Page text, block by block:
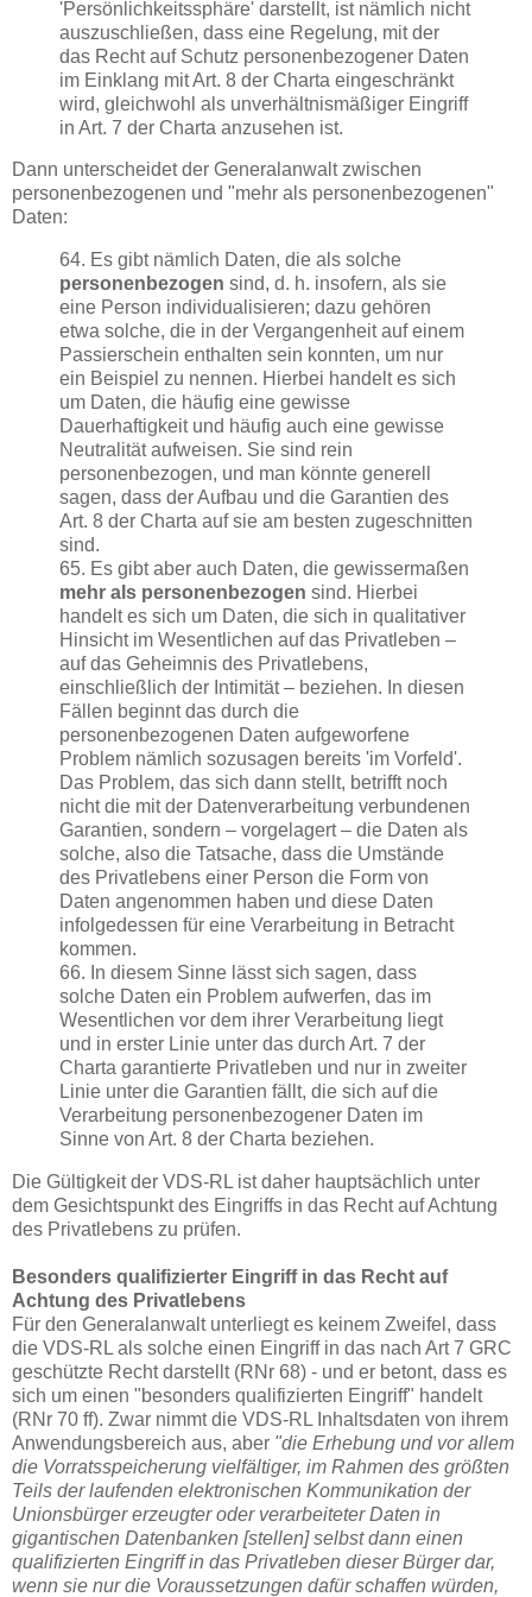
'Persönlichkeitssphäre' darstellt, ist nämlich nicht
auszuschließen, dass eine Regelung, mit der
das Recht auf Schutz personenbezogener Daten
im Einklang mit Art. 8 der Charta eingeschränkt
wird, gleichwohl als unverhältnismäßiger Eingriff
in Art. 7 der Charta anzusehen ist.
Dann unterscheidet der Generalanwalt zwischen
personenbezogenen und "mehr als personenbezogenen"
Daten:
64. Es gibt nämlich Daten, die als solche
personenbezogen sind, d. h. insofern, als sie
eine Person individualisieren; dazu gehören
etwa solche, die in der Vergangenheit auf einem
Passierschein enthalten sein konnten, um nur
ein Beispiel zu nennen. Hierbei handelt es sich
um Daten, die häufig eine gewisse
Dauerhaftigkeit und häufig auch eine gewisse
Neutralität aufweisen. Sie sind rein
personenbezogen, und man könnte generell
sagen, dass der Aufbau und die Garantien des
Art. 8 der Charta auf sie am besten zugeschnitten
sind.
65. Es gibt aber auch Daten, die gewissermaßen
mehr als personenbezogen sind. Hierbei
handelt es sich um Daten, die sich in qualitativer
Hinsicht im Wesentlichen auf das Privatleben –
auf das Geheimnis des Privatlebens,
einschließlich der Intimität – beziehen. In diesen
Fällen beginnt das durch die
personenbezogenen Daten aufgeworfene
Problem nämlich sozusagen bereits 'im Vorfeld'.
Das Problem, das sich dann stellt, betrifft noch
nicht die mit der Datenverarbeitung verbundenen
Garantien, sondern – vorgelagert – die Daten als
solche, also die Tatsache, dass die Umstände
des Privatlebens einer Person die Form von
Daten angenommen haben und diese Daten
infolgedessen für eine Verarbeitung in Betracht
kommen.
66. In diesem Sinne lässt sich sagen, dass
solche Daten ein Problem aufwerfen, das im
Wesentlichen vor dem ihrer Verarbeitung liegt
und in erster Linie unter das durch Art. 7 der
Charta garantierte Privatleben und nur in zweiter
Linie unter die Garantien fällt, die sich auf die
Verarbeitung personenbezogener Daten im
Sinne von Art. 8 der Charta beziehen.
Die Gültigkeit der VDS-RL ist daher hauptsächlich unter
dem Gesichtspunkt des Eingriffs in das Recht auf Achtung
des Privatlebens zu prüfen.
Besonders qualifizierter Eingriff in das Recht auf
Achtung des Privatlebens
Für den Generalanwalt unterliegt es keinem Zweifel, dass
die VDS-RL als solche einen Eingriff in das nach Art 7 GRC
geschützte Recht darstellt (RNr 68) - und er betont, dass es
sich um einen "besonders qualifizierten Eingriff" handelt
(RNr 70 ff). Zwar nimmt die VDS-RL Inhaltsdaten von ihrem
Anwendungsbereich aus, aber "die Erhebung und vor allem
die Vorratsspeicherung vielfältiger, im Rahmen des größten
Teils der laufenden elektronischen Kommunikation der
Unionsbürger erzeugter oder verarbeiteter Daten in
gigantischen Datenbanken [stellen] selbst dann einen
qualifizierten Eingriff in das Privatleben dieser Bürger dar,
wenn sie nur die Voraussetzungen dafür schaffen würden,